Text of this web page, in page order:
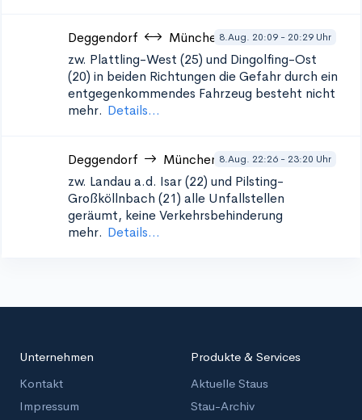
Deggendorf München8.Aug. 20:09 - 20:29 Uhr
zw. Plattling-West (25) und Dingolfing-Ost
(20) in beiden Richtungen die Gefahr durch ein
entgegenkommendes Fahrzeug besteht nicht
mehr. Details...
Deggendorf München 8.Aug. 22:26 - 23:20 Uhr
zw. Landau a.d. Isar (22) und Pilsting-
Großköllnbach (21) alle Unfallstellen
geräumt, keine Verkehrsbehinderung
mehr. Details...
Unternehmen
Kontakt
Impressum
Produkte & Services
Aktuelle Staus
Stau-Archiv